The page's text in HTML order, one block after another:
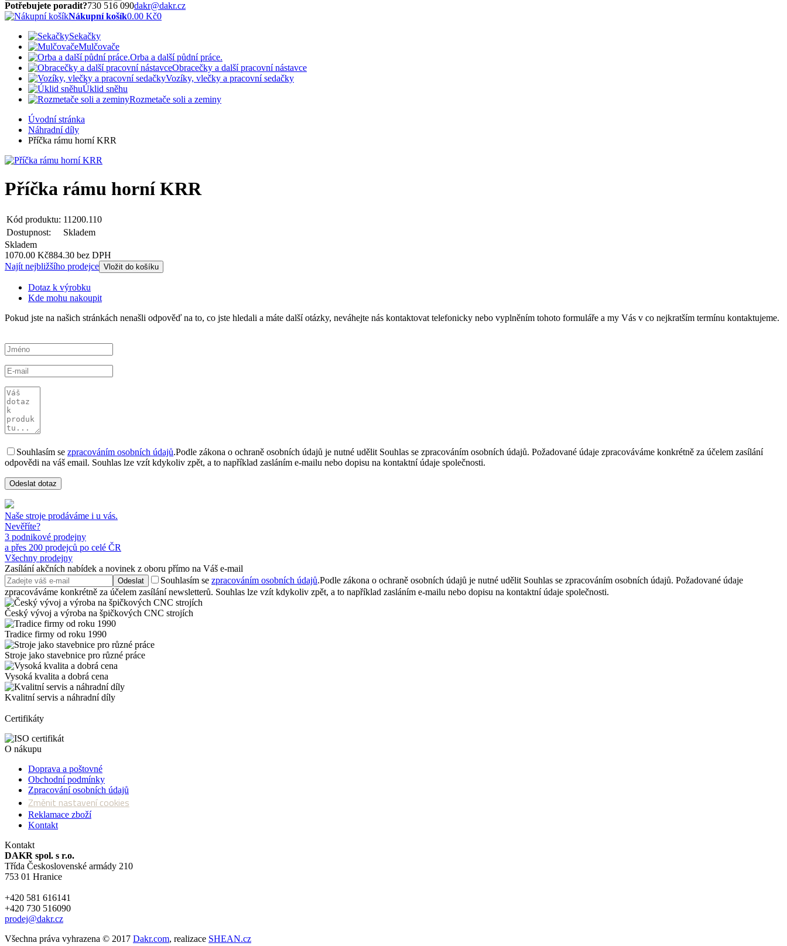
Potřebujete poradit?730 516 090dakr@dakr.cz
Nákupní košík0.00 Kč0
Sekačky
Mulčovače
Orba a další půdní práce.
Obracečky a další pracovní nástavce
Vozíky, vlečky a pracovní sedačky
Úklid sněhu
Rozmetače soli a zeminy
Úvodní stránka
Náhradní díly
Příčka rámu horní KRR
Příčka rámu horní KRR
Kód produktu: 11200.110
Dostupnost:
Skladem
Skladem
1070.00 Kč884.30 bez DPH
Najít nejbližšího prodejce Vložit do košíku
Dotaz k výrobku
Kde mohu nakoupit
Pokud jste na našich stránkách nenašli odpověď na to, co jste hledali a máte další otázky, neváhejte nás kontaktovat telefonicky nebo vyplněním tohoto formuláře a my Vás v co nejkratším termínu kontaktujeme.
Souhlasím se zpracováním osobních údajů.Podle zákona o ochraně osobních údajů je nutné udělit Souhlas se zpracováním osobních údajů. Požadované údaje zpracováváme konkrétně za účelem zasílání
odpovědi na váš email. Souhlas lze vzít kdykoliv zpět, a to například zasláním e-mailu nebo dopisu na kontaktní údaje společnosti.
Odeslat dotaz
Naše stroje prodáváme i u vás.
Nevěříte?
3 podnikové prodejny
a přes 200 prodejců po celé ČR
Všechny prodejny
Zasílání akčních nabídek a novinek z oboru přímo na Váš e-mail
Odeslat Souhlasím se zpracováním osobních údajů.Podle zákona o ochraně osobních údajů je nutné udělit Souhlas se zpracováním osobních údajů. Požadované údaje
zpracováváme konkrétně za účelem zasílání newsletterů. Souhlas lze vzít kdykoliv zpět, a to například zasláním e-mailu nebo dopisu na kontaktní údaje společnosti.
Český vývoj a výroba na špičkových CNC strojích
Tradice firmy od roku 1990
Stroje jako stavebnice pro různé práce
Vysoká kvalita a dobrá cena
Kvalitní servis a náhradní díly
Certifikáty
O nákupu
Doprava a poštovné
Obchodní podmínky
Zpracování osobních údajů
Změnit nastavení cookies
Reklamace zboží
Kontakt
Kontakt
DAKR spol. s r.o.
Třída Československé armády 210
753 01 Hranice
+420 581 616141
+420 730 516090
prodej@dakr.cz
Všechna práva vyhrazena © 2017 Dakr.com, realizace SHEAN.cz